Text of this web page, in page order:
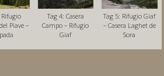
Piave –
Tag 4: Casera
Campo – Rifugio
Giaf
Tag 5: Rifugio Giaf
– Casera Laghet de
Sora